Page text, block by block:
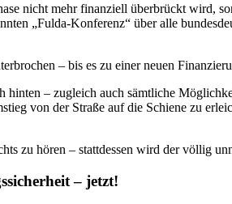
nicht mehr finanziell überbrückt wird,
„Fulda-Konferenz“ über alle
– bis es zu einer neuen
– zugleich auch sämtliche
von der Straße auf die Schiene zu
zu hören – stattdessen wird der völlig
– jetzt!